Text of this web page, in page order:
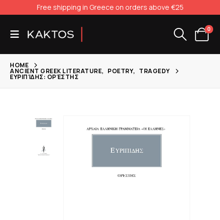
Free shipping in Greece on orders above €25
0
HOME
ANCIENT GREEK LITERATURE, POETRY, TRAGEDY
ΕΥΡΙΠΊΔΗΣ: ΟΡΈΣΤΗΣ